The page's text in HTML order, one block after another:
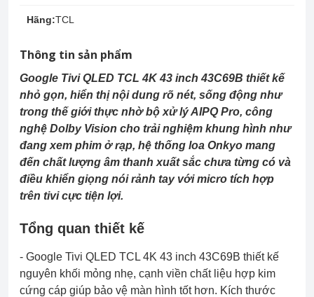
Hãng:TCL
Thông tin sản phẩm
Google Tivi QLED TCL 4K 43 inch 43C69B thiết kế
nhỏ gọn, hiển thị nội dung rõ nét, sống động như
trong thế giới thực nhờ bộ xử lý AIPQ Pro, công
nghệ Dolby Vision cho trải nghiệm khung hình như
đang xem phim ở rạp, hệ thống loa Onkyo mang
đến chất lượng âm thanh xuất sắc chưa từng có và
điều khiển giọng nói rảnh tay với micro tích hợp
trên tivi cực tiện lợi.
Tổng quan thiết kế
- Google Tivi QLED TCL 4K 43 inch 43C69B thiết kế
nguyên khối mỏng nhẹ, cạnh viền chất liệu hợp kim
cứng cáp giúp bảo vệ màn hình tốt hơn. Kích thước